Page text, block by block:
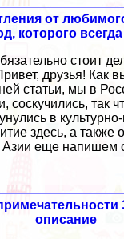
от
которого
стоит
друзья! Как
статьи, мы в
соскучились, так
в
здесь, а также
Азии еще напишем
описание